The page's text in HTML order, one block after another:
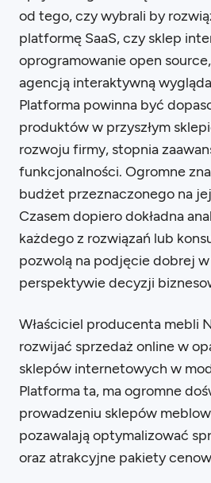
od tego, czy wybrali by
platformę SaaS, czy sklep
oprogramowanie open
agencją interaktywną
Platforma powinna być
produktów w przyszłym
rozwoju firmy, stopnia
funkcjonalności. Ogromne
budżet przeznaczonego na
Czasem dopiero dokładna
każdego z rozwiązań lub
pozwolą na podjęcie dobrej w
perspektywie decyzji
Właściciel producenta mebli
rozwijać sprzedaż online w
sklepów internetowych w
Platforma ta, ma ogromne
prowadzeniu sklepów
pozawalają optymalizować
oraz atrakcyjne pakiety